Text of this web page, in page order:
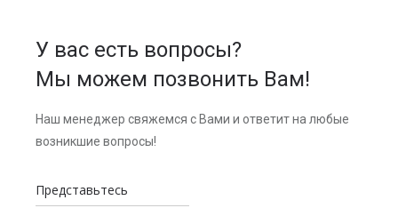
У вас есть вопросы?
Мы можем позвонить Вам!
Наш менеджер свяжемся с Вами и ответит на любые
возникшие вопросы!